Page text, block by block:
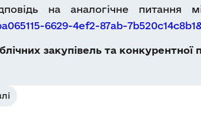
на аналогічне
6629-4ef2-87ab-
закупівель та конкурентної